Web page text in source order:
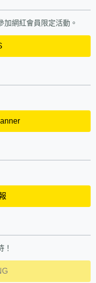
網紅會員限定活動。
！